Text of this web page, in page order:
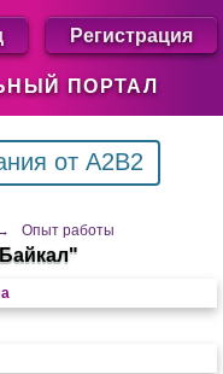
ПОРТАЛ
Регистрация
от A2B2
Опыт работы